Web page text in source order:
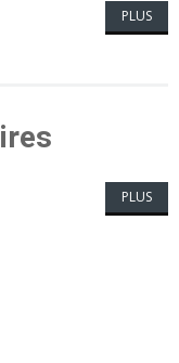
PLUS
PLUS